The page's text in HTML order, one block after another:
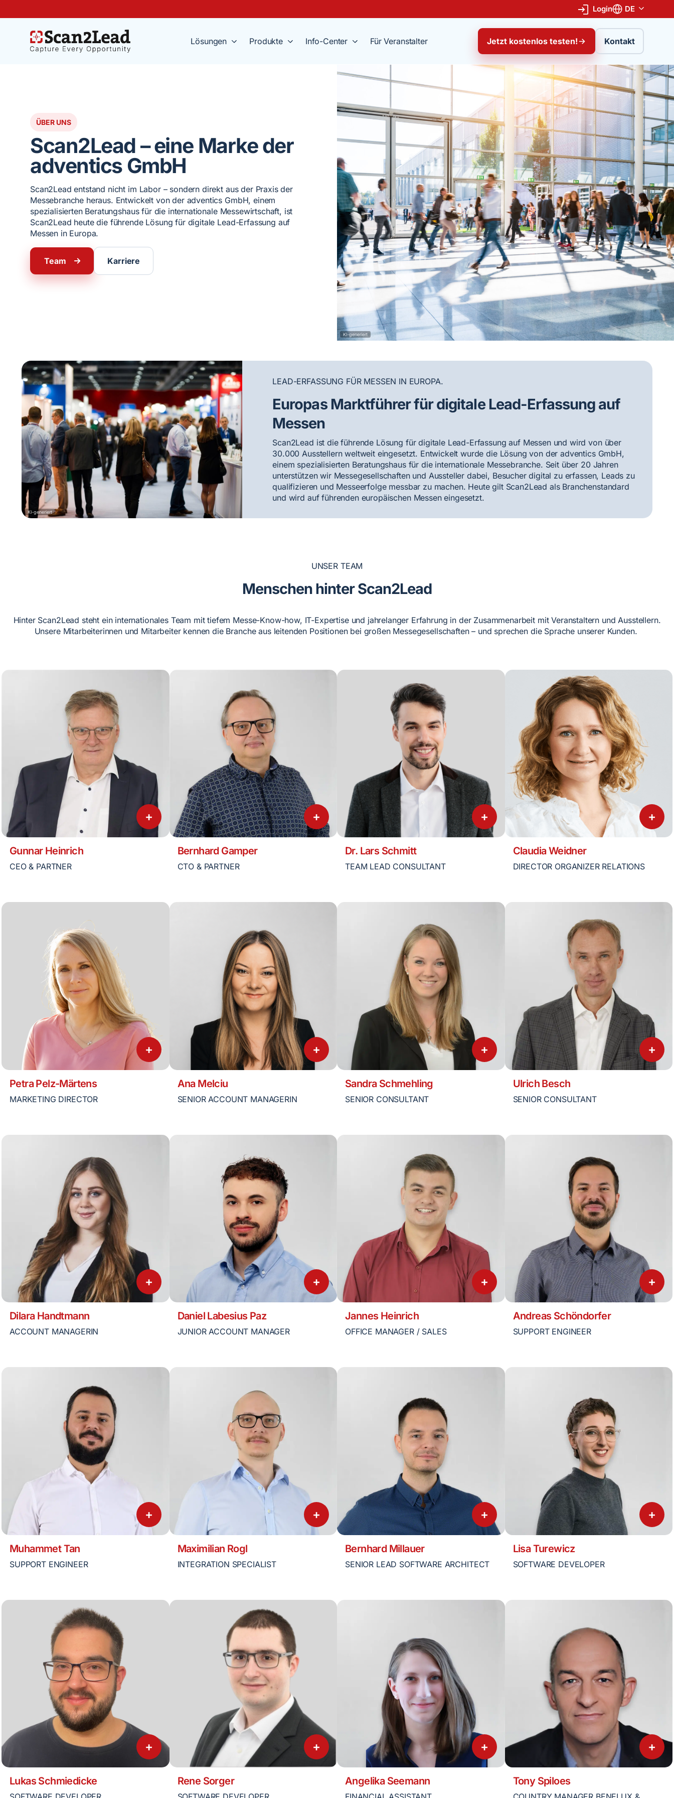
Login DE
Lösungen Produkte Info-Center Für Veranstalter Jetzt kostenlos testen! Kontakt
ÜBER UNS
Scan2Lead – eine Marke der
adventics GmbH
Scan2Lead entstand nicht im Labor – sondern direkt aus der Praxis der
Messebranche heraus. Entwickelt von der adventics GmbH, einem
spezialisierten Beratungshaus für die internationale Messewirtschaft, ist
Scan2Lead heute die führende Lösung für digitale Lead-Erfassung auf
Messen in Europa.
Team Karriere
KI-generiert
KI-generiert
LEAD-ERFASSUNG FÜR MESSEN IN EUROPA.
Europas Marktführer für digitale Lead-Erfassung auf
Messen
Scan2Lead ist die führende Lösung für digitale Lead-Erfassung auf Messen und wird von über
30.000 Ausstellern weltweit eingesetzt. Entwickelt wurde die Lösung von der adventics GmbH,
einem spezialisierten Beratungshaus für die internationale Messebranche. Seit über 20 Jahren
unterstützen wir Messegesellschaften und Aussteller dabei, Besucher digital zu erfassen, Leads zu
qualifizieren und Messeerfolge messbar zu machen. Heute gilt Scan2Lead als Branchenstandard
und wird auf führenden europäischen Messen eingesetzt.
UNSER TEAM
Menschen hinter Scan2Lead
Hinter Scan2Lead steht ein internationales Team mit tiefem Messe-Know-how, IT-Expertise und jahrelanger Erfahrung in der Zusammenarbeit mit Veranstaltern und Ausstellern.
Unsere Mitarbeiterinnen und Mitarbeiter kennen die Branche aus leitenden Positionen bei großen Messegesellschaften – und sprechen die Sprache unserer Kunden.
+
Gunnar Heinrich
CEO & PARTNER
+
Bernhard Gamper
CTO & PARTNER
+
Dr. Lars Schmitt
TEAM LEAD CONSULTANT
+
Claudia Weidner
DIRECTOR ORGANIZER RELATIONS
+
Petra Pelz-Märtens
MARKETING DIRECTOR
+
Ana Melciu
SENIOR ACCOUNT MANAGERIN
+
Sandra Schmehling
SENIOR CONSULTANT
+
Ulrich Besch
SENIOR CONSULTANT
+
Dilara Handtmann
ACCOUNT MANAGERIN
+
Daniel Labesius Paz
JUNIOR ACCOUNT MANAGER
+
Jannes Heinrich
OFFICE MANAGER / SALES
+
Andreas Schöndorfer
SUPPORT ENGINEER
+
Muhammet Tan
SUPPORT ENGINEER
+
Maximilian Rogl
INTEGRATION SPECIALIST
+
Bernhard Millauer
SENIOR LEAD SOFTWARE ARCHITECT
+
Lisa Turewicz
SOFTWARE DEVELOPER
+
Lukas Schmiedicke
+
Rene Sorger
+
Angelika Seemann
+
Tony Spiloes